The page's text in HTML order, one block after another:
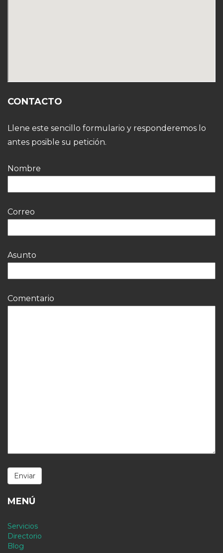
CONTACTO
Llene este sencillo formulario y responderemos lo
antes posible su petición.
Nombre
Correo
Asunto
Comentario
MENÚ
Servicios
Directorio
Blog